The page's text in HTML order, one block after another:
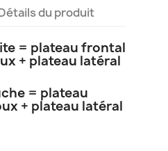
du produit
= plateau frontal
+ plateau latéral
= plateau
+ plateau latéral